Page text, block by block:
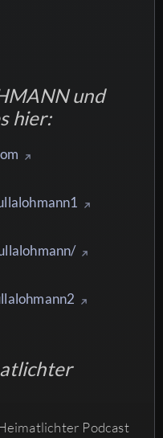
und
hier:
Podcast